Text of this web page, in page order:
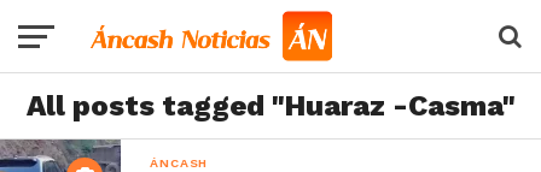
All posts tagged "Huaraz -Casma"
ÁNCASH